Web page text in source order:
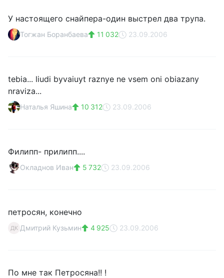
У настоящего снайпера-один выстрел два трупа.
Тогжан Боранбаева 11 032 23.09.2006
tebia... liudi byvaiuyt raznye ne vsem oni obiazany
nraviza...
Наталья Яшина 10 312 23.09.2006
Филипп- прилипп....
Окладнов Иван 5 732 23.09.2006
петросян, конечно
ДК Дмитрий Кузьмин 4 925 23.09.2006
По мне так Петросяна!! !